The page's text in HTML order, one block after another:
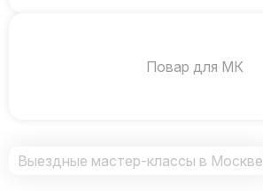
Повар для МК
Выездные мастер-классы в Москве